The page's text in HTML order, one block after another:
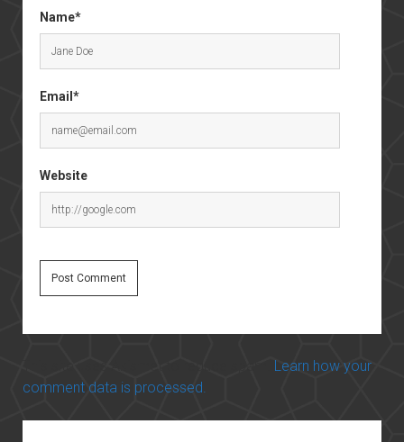
Name*
Email*
Website
Learn how your
comment data is processed.